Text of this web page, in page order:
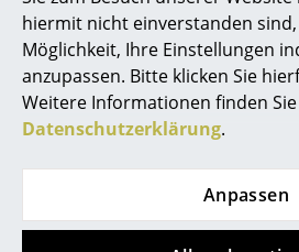
hiermit nicht einverstanden sind,
Möglichkeit, Ihre Einstellungen
anzupassen. Bitte klicken Sie
Weitere Informationen finden
Datenschutzerklärung.
Anpassen
Tischleuchten
Schreibtischleuchten
Stehleuchten & Leseleuchten
Bodenleuchten
Outdoor-Leuchten
Hilfe & Service
Kontakt
Bezahlung
FAQ
Unsere Vorteile auf einen Blick